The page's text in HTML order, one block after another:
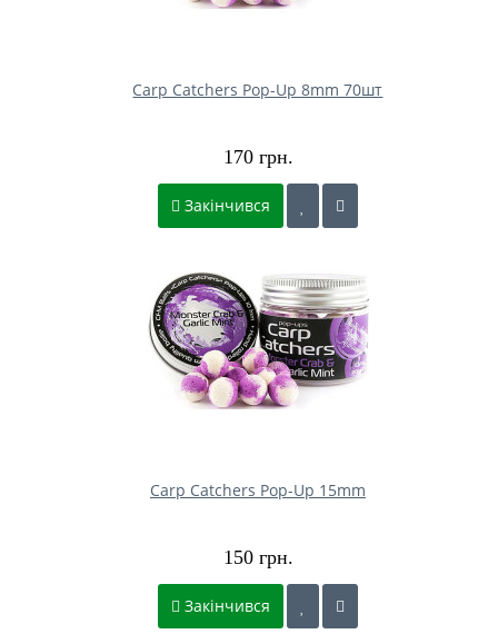
Carp Catchers Pop-Up 8mm 70шт
170 грн.
Закінчився
Carp Catchers Pop-Up 15mm
150 грн.
Закінчився